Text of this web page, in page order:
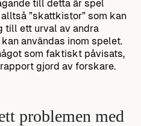
till detta är spel
”skattkistor” som kan
till ett urval av andra
användas inom spelet.
som faktiskt påvisats,
gjord av forskare.
problemen med